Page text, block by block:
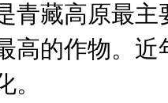
青藏高原最
高的作物。
。